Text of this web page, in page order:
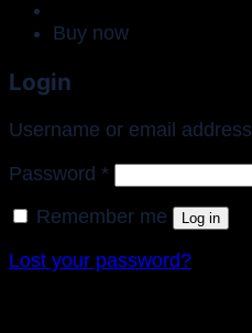
Buy now
Login
Username or email address
Password *Required
Remember me Log in
Lost your password?